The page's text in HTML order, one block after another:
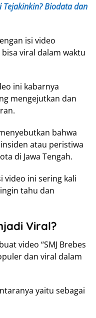
Tejakinkin? Biodata dan
isi video
viral dalam waktu
ini kabarnya
mengejutkan dan
bahwa
atau peristiwa
di Jawa Tengah.
video ini sering kali
tahu dan
Viral?
video “SMJ Brebes
dan viral dalam
yaitu sebagai